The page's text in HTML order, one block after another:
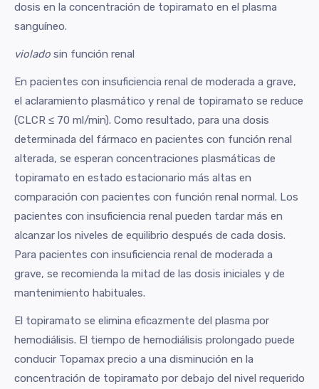
dosis en la concentración de topiramato en el plasma
sanguíneo.
violado sin función renal
En pacientes con insuficiencia renal de moderada a grave,
el aclaramiento plasmático y renal de topiramato se reduce
(CLCR ≤ 70 ml/min). Como resultado, para una dosis
determinada del fármaco en pacientes con función renal
alterada, se esperan concentraciones plasmáticas de
topiramato en estado estacionario más altas en
comparación con pacientes con función renal normal. Los
pacientes con insuficiencia renal pueden tardar más en
alcanzar los niveles de equilibrio después de cada dosis.
Para pacientes con insuficiencia renal de moderada a
grave, se recomienda la mitad de las dosis iniciales y de
mantenimiento habituales.
El topiramato se elimina eficazmente del plasma por
hemodiálisis. El tiempo de hemodiálisis prolongado puede
conducir Topamax precio a una disminución en la
concentración de topiramato por debajo del nivel requerido